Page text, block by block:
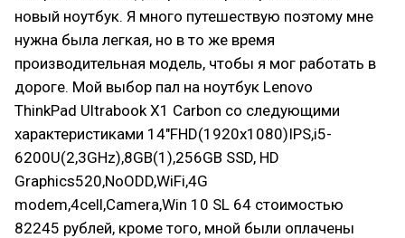
новый ноутбук. Я много путешествую поэтому мне
нужна была легкая, но в то же время
производительная модель, чтобы я мог работать в
дороге. Мой выбор пал на ноутбук Lenovo
ThinkPad Ultrabook X1 Carbon со следующими
характеристиками 14"FHD(1920x1080)IPS,i5-
6200U(2,3GHz),8GB(1),256GB SSD, HD
Graphics520,NoODD,WiFi,4G
modem,4cell,Camera,Win 10 SL 64 стоимостью
82245 рублей, кроме того, мной были оплачены